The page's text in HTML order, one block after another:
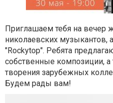
Приглашаем тебя на вечер
николаевских музыкантов,
"Rockytop". Ребята
собственные композиции,
творения зарубежных
Будем рады вам!